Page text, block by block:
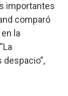
importantes
comparó
la